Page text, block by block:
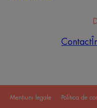
Contact
Mențiuni legale Politica de